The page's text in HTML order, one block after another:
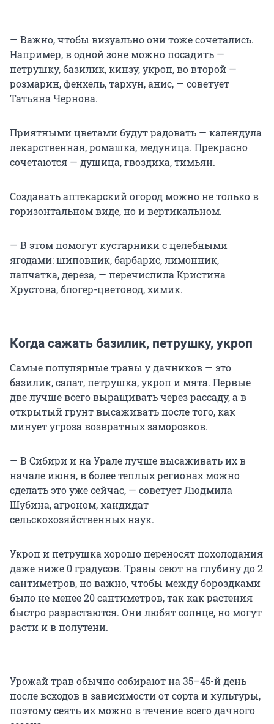
— Важно, чтобы визуально они тоже сочетались.
Например, в одной зоне можно посадить —
петрушку, базилик, кинзу, укроп, во второй —
розмарин, фенхель, тархун, анис, — советует
Татьяна Чернова.
Приятными цветами будут радовать — календула
лекарственная, ромашка, медуница. Прекрасно
сочетаются — душица, гвоздика, тимьян.
Создавать аптекарский огород можно не только в
горизонтальном виде, но и вертикальном.
— В этом помогут кустарники с целебными
ягодами: шиповник, барбарис, лимонник,
лапчатка, дереза, — перечислила Кристина
Хрустова, блогер-цветовод, химик.
Когда сажать базилик, петрушку, укроп
Самые популярные травы у дачников — это
базилик, салат, петрушка, укроп и мята. Первые
две лучше всего выращивать через рассаду, а в
открытый грунт высаживать после того, как
минует угроза возвратных заморозков.
— В Сибири и на Урале лучше высаживать их в
начале июня, в более теплых регионах можно
сделать это уже сейчас, — советует Людмила
Шубина, агроном, кандидат
сельскохозяйственных наук.
Укроп и петрушка хорошо переносят похолодания
даже ниже 0 градусов. Травы сеют на глубину до 2
сантиметров, но важно, чтобы между бороздками
было не менее 20 сантиметров, так как растения
быстро разрастаются. Они любят солнце, но могут
расти и в полутени.
Урожай трав обычно собирают на 35–45-й день
после всходов в зависимости от сорта и культуры,
поэтому сеять их можно в течение всего дачного